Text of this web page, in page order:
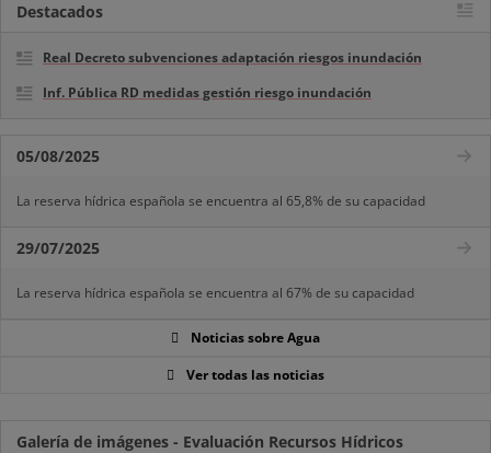
Destacados
Real Decreto subvenciones adaptación riesgos inundación
Inf. Pública RD medidas gestión riesgo inundación
05/08/2025
La reserva hídrica española se encuentra al 65,8% de su capacidad
29/07/2025
La reserva hídrica española se encuentra al 67% de su capacidad
Noticias sobre Agua
Ver todas las noticias
Galería de imágenes - Evaluación Recursos Hídricos